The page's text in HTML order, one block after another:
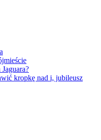
kropkę nad i, jubileusz